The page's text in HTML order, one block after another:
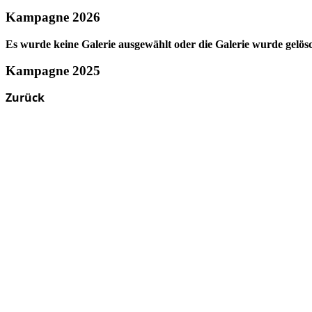
Kampagne 2026
Es wurde keine Galerie ausgewählt oder die Galerie wurde
Kampagne 2025
Zurück